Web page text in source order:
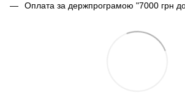
Оплата за держпрограмою "7000 грн